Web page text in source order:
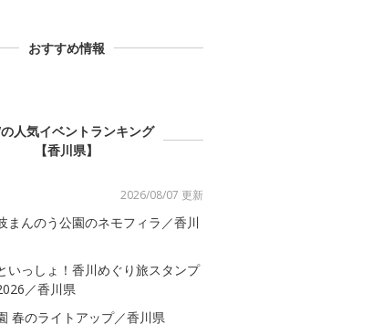
おすすめ情報
人気イベントランキング
【香川県】
2026/08/07 更新
まんのう公園のネモフィラ／香川
いっしょ！香川めぐり旅スタンプ
／香川県
春のライトアップ／香川県